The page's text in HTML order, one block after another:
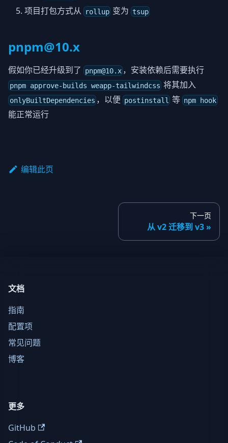
项目打包方式从
rollup 变为 tsup
pnpm@10.x
假如你已经升级到了 pnpm@10.x ，安装依赖后需要执行
pnpm approve-builds weapp-tailwindcss 将其加入
onlyBuiltDependencies ，以便 postinstall 等 npm hook
能正常运行
编辑此页
下一页
从 v2 迁移到 v3
文档
指南
配置项
常见问题
博客
更多
GitHub